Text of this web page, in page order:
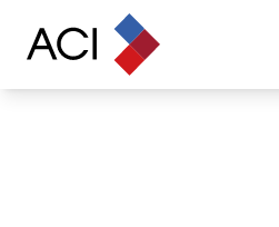
Skip to content